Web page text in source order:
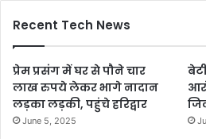
Recent Tech News
प्रेम प्रसंग में घर से पौने चार
लाख रुपये लेकर भागे नादान
लड़का लड़की, पहुंचे हरिद्वार
June 5, 2025